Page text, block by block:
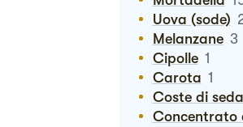
Uova (sode)
Melanzane 3
Cipolle 1
Carota 1
Coste di